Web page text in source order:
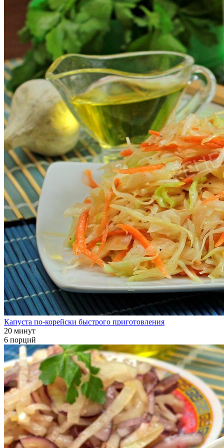
Капуста по-корейски быстрого приготовления
20 минут
6 порций